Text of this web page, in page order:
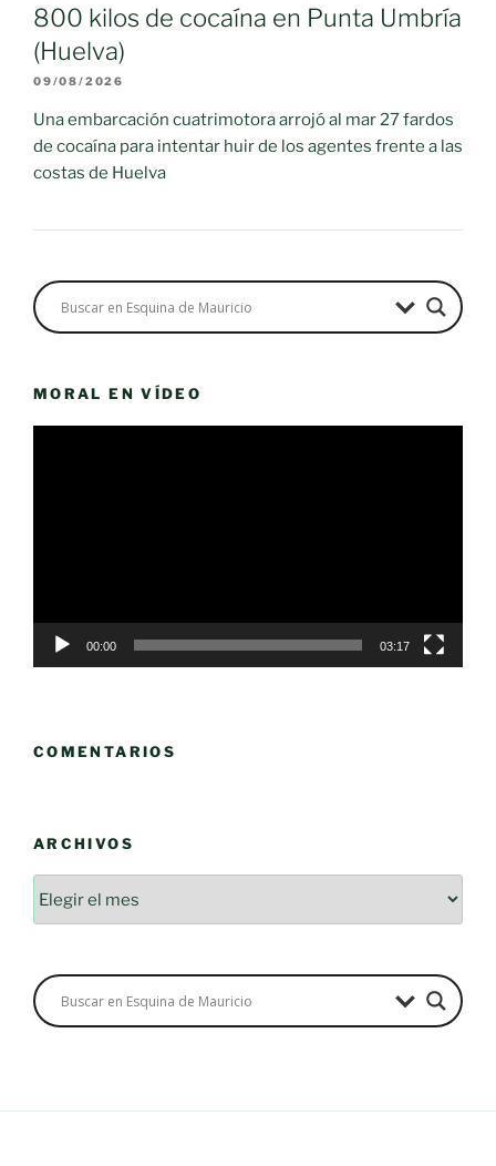
800 kilos de cocaína en Punta Umbría
(Huelva)
09/08/2026
Una embarcación cuatrimotora arrojó al mar 27 fardos
de cocaína para intentar huir de los agentes frente a las
costas de Huelva
MORAL EN VÍDEO
00:00 03:17
COMENTARIOS
ARCHIVOS